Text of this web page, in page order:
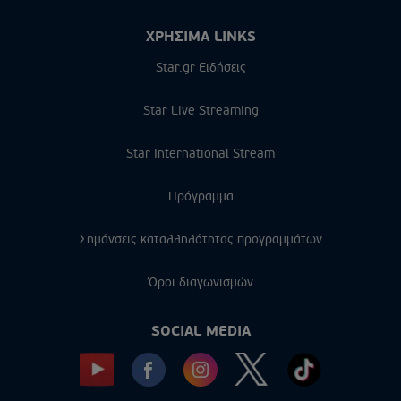
ΧΡΗΣΙΜΑ LINKS
Star.gr Ειδήσεις
Star Live Streaming
Star International Stream
Πρόγραμμα
Σημάνσεις καταλληλότητας προγραμμάτων
Όροι διαγωνισμών
SOCIAL MEDIA